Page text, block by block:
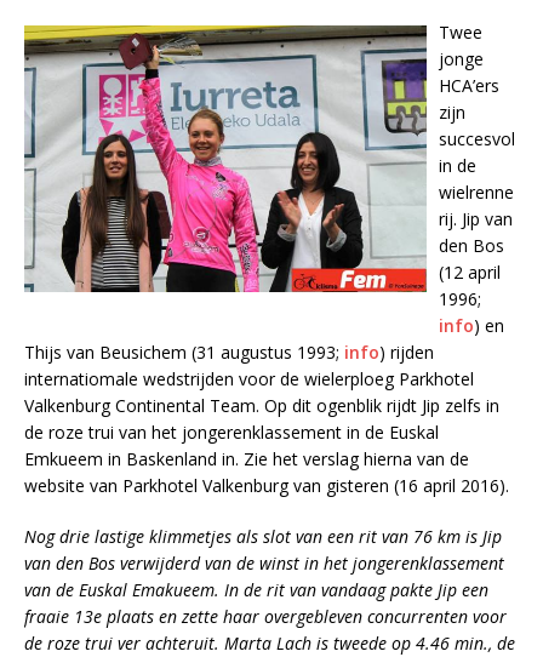
Twee
jonge
HCA’ers
zijn
succesvol
in de
wielrenne
rij. Jip van
den Bos
(12 april
1996;
info) en
Thijs van Beusichem (31 augustus 1993; info) rijden
internatiomale wedstrijden voor de wielerploeg Parkhotel
Valkenburg Continental Team. Op dit ogenblik rijdt Jip zelfs in
de roze trui van het jongerenklassement in de Euskal
Emkueem in Baskenland in. Zie het verslag hierna van de
website van Parkhotel Valkenburg van gisteren (16 april 2016).
Nog drie lastige klimmetjes als slot van een rit van 76 km is Jip
van den Bos verwijderd van de winst in het jongerenklassement
van de Euskal Emakueem. In de rit van vandaag pakte Jip een
fraaie 13e plaats en zette haar overgebleven concurrenten voor
de roze trui ver achteruit. Marta Lach is tweede op 4.46 min., de